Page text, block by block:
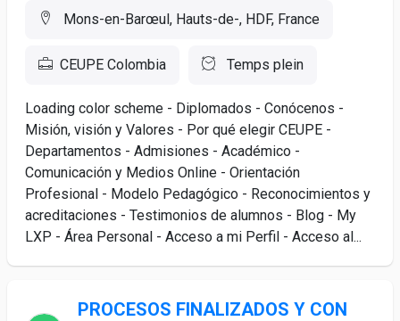
Mons-en-Barœul, Hauts-de-, HDF, France
CEUPE Colombia Temps plein
Loading color scheme - Diplomados - Conócenos -
Misión, visión y Valores - Por qué elegir CEUPE -
Departamentos - Admisiones - Académico -
Comunicación y Medios Online - Orientación
Profesional - Modelo Pedagógico - Reconocimientos y
acreditaciones - Testimonios de alumnos - Blog - My
LXP - Área Personal - Acceso a mi Perfil - Acceso al...
PROCESOS FINALIZADOS Y CON